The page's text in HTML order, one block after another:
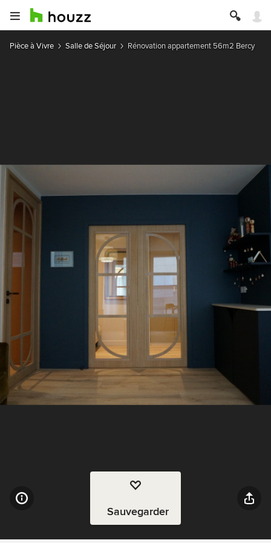
Pièce à Vivre Salle de Séjour Rénovation appartement 56m2 Bercy
Sauvegarder